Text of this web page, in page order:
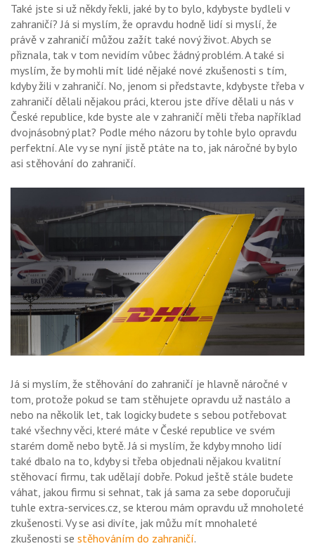
Také jste si už někdy řekli, jaké by to bylo, kdybyste bydleli v
zahraničí? Já si myslím, že opravdu hodně lidí si myslí, že
právě v zahraničí můžou zažít také nový život. Abych se
přiznala, tak v tom nevidím vůbec žádný problém. A také si
myslím, že by mohli mít lidé nějaké nové zkušenosti s tím,
kdyby žili v zahraničí. No, jenom si představte, kdybyste třeba v
zahraničí dělali nějakou práci, kterou jste dříve dělali u nás v
České republice, kde byste ale v zahraničí měli třeba například
dvojnásobný plat? Podle mého názoru by tohle bylo opravdu
perfektní. Ale vy se nyní jistě ptáte na to, jak náročné by bylo
asi stěhování do zahraničí.
Já si myslím, že stěhování do zahraničí je hlavně náročné v
tom, protože pokud se tam stěhujete opravdu už nastálo a
nebo na několik let, tak logicky budete s sebou potřebovat
také všechny věci, které máte v České republice ve svém
starém domě nebo bytě. Já si myslím, že kdyby mnoho lidí
také dbalo na to, kdyby si třeba objednali nějakou kvalitní
stěhovací firmu, tak udělají dobře. Pokud ještě stále budete
váhat, jakou firmu si sehnat, tak já sama za sebe doporučuji
tuhle extra-services.cz, se kterou mám opravdu už mnoholeté
zkušenosti. Vy se asi divíte, jak můžu mít mnohaleté
zkušenosti se stěhováním do zahraničí.